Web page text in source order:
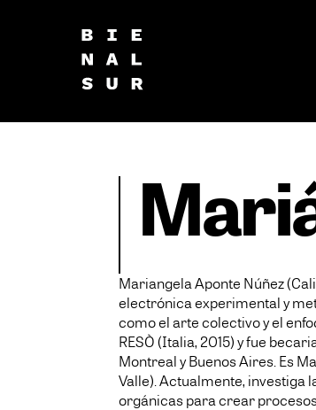
Mariangela Aponte Núñez
electrónica experimental y
como el arte colectivo y el
RESÒ (Italia, 2015) y fue
Montreal y Buenos Aires. Es
Valle). Actualmente, investiga
orgánicas para crear